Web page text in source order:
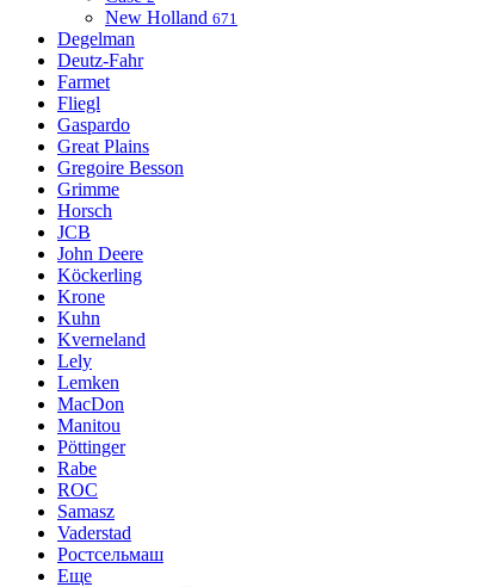
New Holland 671
Degelman
Deutz-Fahr
Farmet
Fliegl
Gaspardo
Great Plains
Gregoire Besson
Grimme
Horsch
JCB
John Deere
Köckerling
Krone
Kuhn
Kverneland
Lely
Lemken
MacDon
Manitou
Pöttinger
Rabe
ROC
Samasz
Vaderstad
Ростсельмаш
Еще